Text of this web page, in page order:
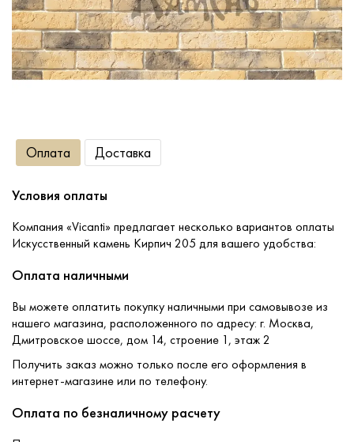
Сопутствующие товары
Услуги
Портфолио
Контакты
Оплата Доставка
Условия оплаты
Компания «Vicanti» предлагает несколько вариантов оплаты
Искусственный камень Кирпич 205 для вашего удобства:
Оплата наличными
Вы можете оплатить покупку наличными при самовывозе из
нашего магазина, расположенного по адресу: г. Москва,
Дмитровское шоссе, дом 14, строение 1, этаж 2
Получить заказ можно только после его оформления в
интернет-магазине или по телефону.
Оплата по безналичному расчету